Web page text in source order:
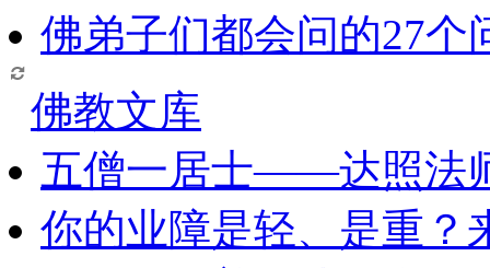
佛弟子们都会问的27个
佛教文库
五僧一居士——达照法
你的业障是轻、是重？